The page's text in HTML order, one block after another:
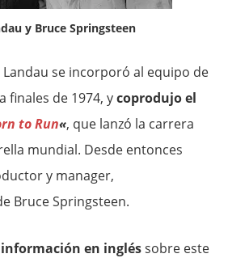
y Bruce Springsteen
se incorporó al equipo de
finales de 1974, ycoprodujo el
to Run«, que lanzó la carrera
mundial. Desde entonces
y manager,
Bruce Springsteen.
en ingléssobre este